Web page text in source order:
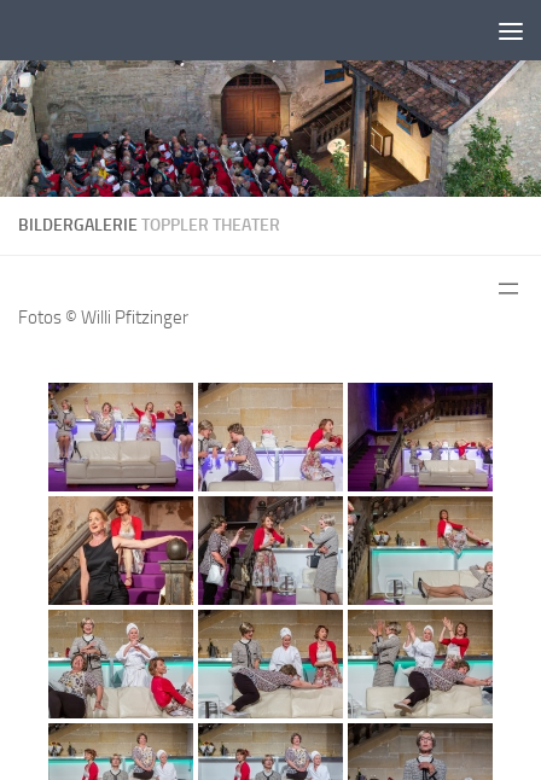
BILDERGALERIETOPPLER THEATER
Fotos © Willi Pfitzinger